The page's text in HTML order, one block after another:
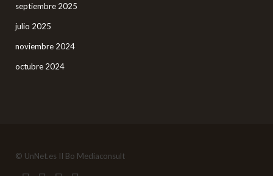
septiembre 2025
julio 2025
noviembre 2024
octubre 2024
© UnNet.es II Bo Mediaconsult